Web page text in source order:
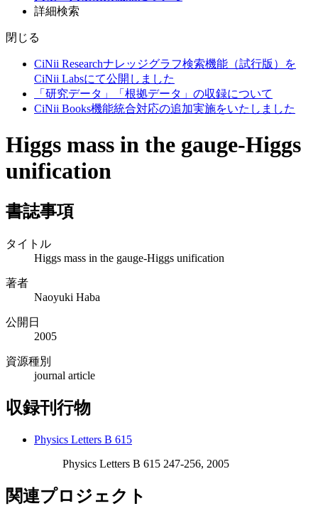
詳細検索
閉じる
CiNii Researchナレッジグラフ検索機能（試行版）を
CiNii Labsにて公開しました
「研究データ」「根拠データ」の収録について
CiNii Books機能統合対応の追加実施をいたしました
Higgs mass in the gauge-Higgs
unification
書誌事項
タイトル
Higgs mass in the gauge-Higgs unification
著者
Naoyuki Haba
公開日
2005
資源種別
journal article
収録刊行物
Physics Letters B 615
Physics Letters B 615 247-256, 2005
関連プロジェクト